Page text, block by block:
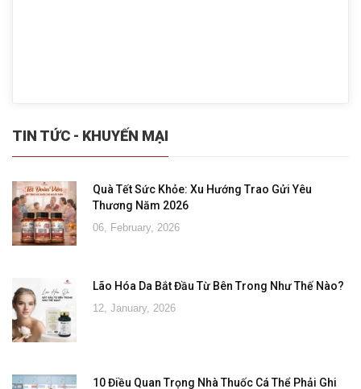
TIN TỨC - KHUYẾN MẠI
Quà Tết Sức Khỏe: Xu Hướng Trao Gửi Yêu
Thương Năm 2026
06, February, 2026
Lão Hóa Da Bắt Đầu Từ Bên Trong Như Thế Nào?
12, January, 2026
10 Điều Quan Trọng Nhà Thuốc Cá Thể Phải Ghi